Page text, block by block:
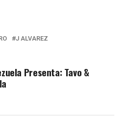
J ALVAREZ
Presenta: Tavo &